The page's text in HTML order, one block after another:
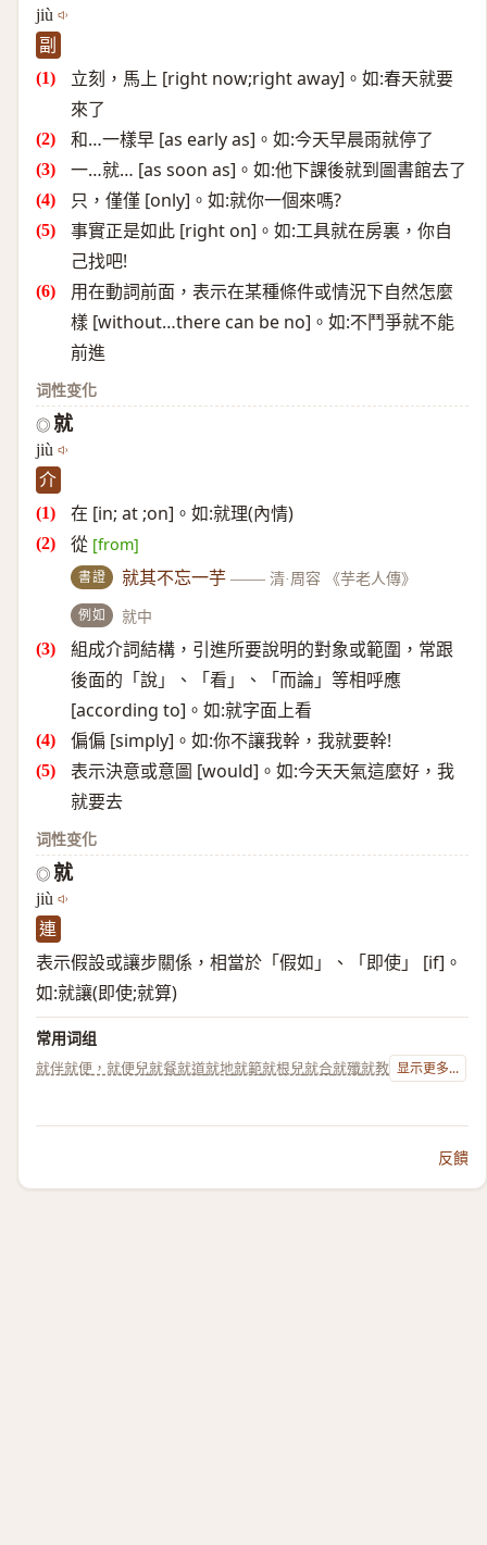
jiù
副
立刻，馬上 [right now;right away]。如:春天就要
來了
和…一樣早 [as early as]。如:今天早晨雨就停了
一…就… [as soon as]。如:他下課後就到圖書館去了
只，僅僅 [only]。如:就你一個來嗎?
事實正是如此 [right on]。如:工具就在房裏，你自
己找吧!
用在動詞前面，表示在某種條件或情況下自然怎麼
樣 [without…there can be no]。如:不鬥爭就不能
前進
词性变化
◎ 就
jiù
介
在 [in; at ;on]。如:就理(內情)
從 [from]
書證 就其不忘一芋 —— 清·周容 《芋老人傳》
例如 就中
組成介詞結構，引進所要說明的對象或範圍，常跟
後面的「說」、「看」、「而論」等相呼應
[according to]。如:就字面上看
偏偏 [simply]。如:你不讓我幹，我就要幹!
表示決意或意圖 [would]。如:今天天氣這麼好，我
就要去
词性变化
◎ 就
jiù
連
表示假設或讓步關係，相當於「假如」、「即使」 [if]。
如:就讓(即使;就算)
常用词组
就伴就便，就便兒就餐就道就地就範就根兒就合就殲就教 显示更多...
反饋